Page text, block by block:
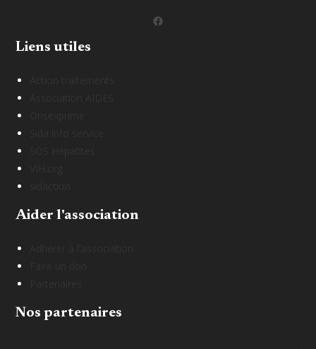
Facebook
Liens utiles
Aider l'association
Nos partenaires